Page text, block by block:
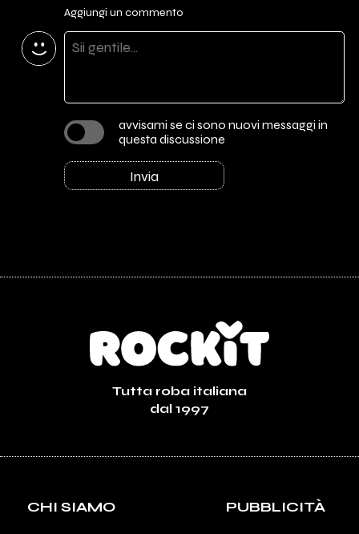
Aggiungi un commento
avvisami se ci sono nuovi messaggi in
questa discussione
Invia
Tutta roba italiana
dal 1997
CHI SIAMO PUBBLICITÀ